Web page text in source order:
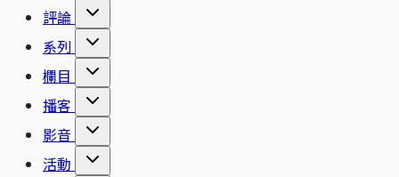
評論
系列
欄目
播客
影音
活動